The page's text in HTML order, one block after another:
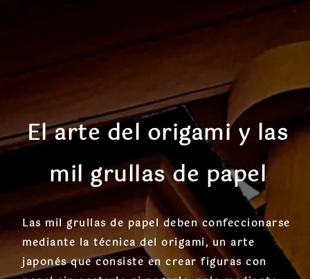
El arte del origami y las
mil grullas de papel
Lasmil grullas de papel deben confeccionarse
mediante la técnica del origami, un arte
japonés que consiste en crear figuras con